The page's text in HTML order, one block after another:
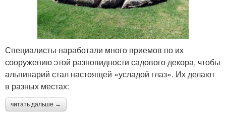
Специалисты наработали много приемов по их
сооружению этой разновидности садового декора, чтобы
альпинарий стал настоящей «усладой глаз». Их делают
в разных местах:
читать дальше →